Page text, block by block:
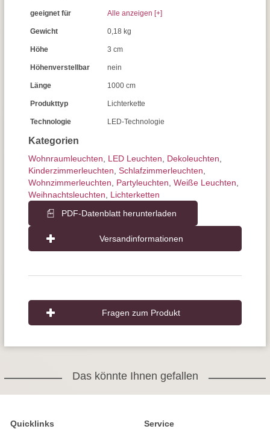
Kategorien
Wohnraum­leuchten LED Leuchten Dekoleuchten
Kinderzimmer­leuchten Schlafzimmer­leuchten
Wohnzimmer­leuchten
Partyleuchten Weiße Leuchten
Weihnachtsleuchten
Lichterketten
PDF-Datenblatt herunterladen
Versandinformationen
geeignet für Alle anzeigen [+]
Gewicht 0,18 kg
Höhe 3 cm
Höhenverstellbar nein
Länge 1000 cm
Produkttyp Lichterkette
Technologie LED-Technologie
Fragen zum Produkt
Das könnte Ihnen gefallen
Quicklinks Service